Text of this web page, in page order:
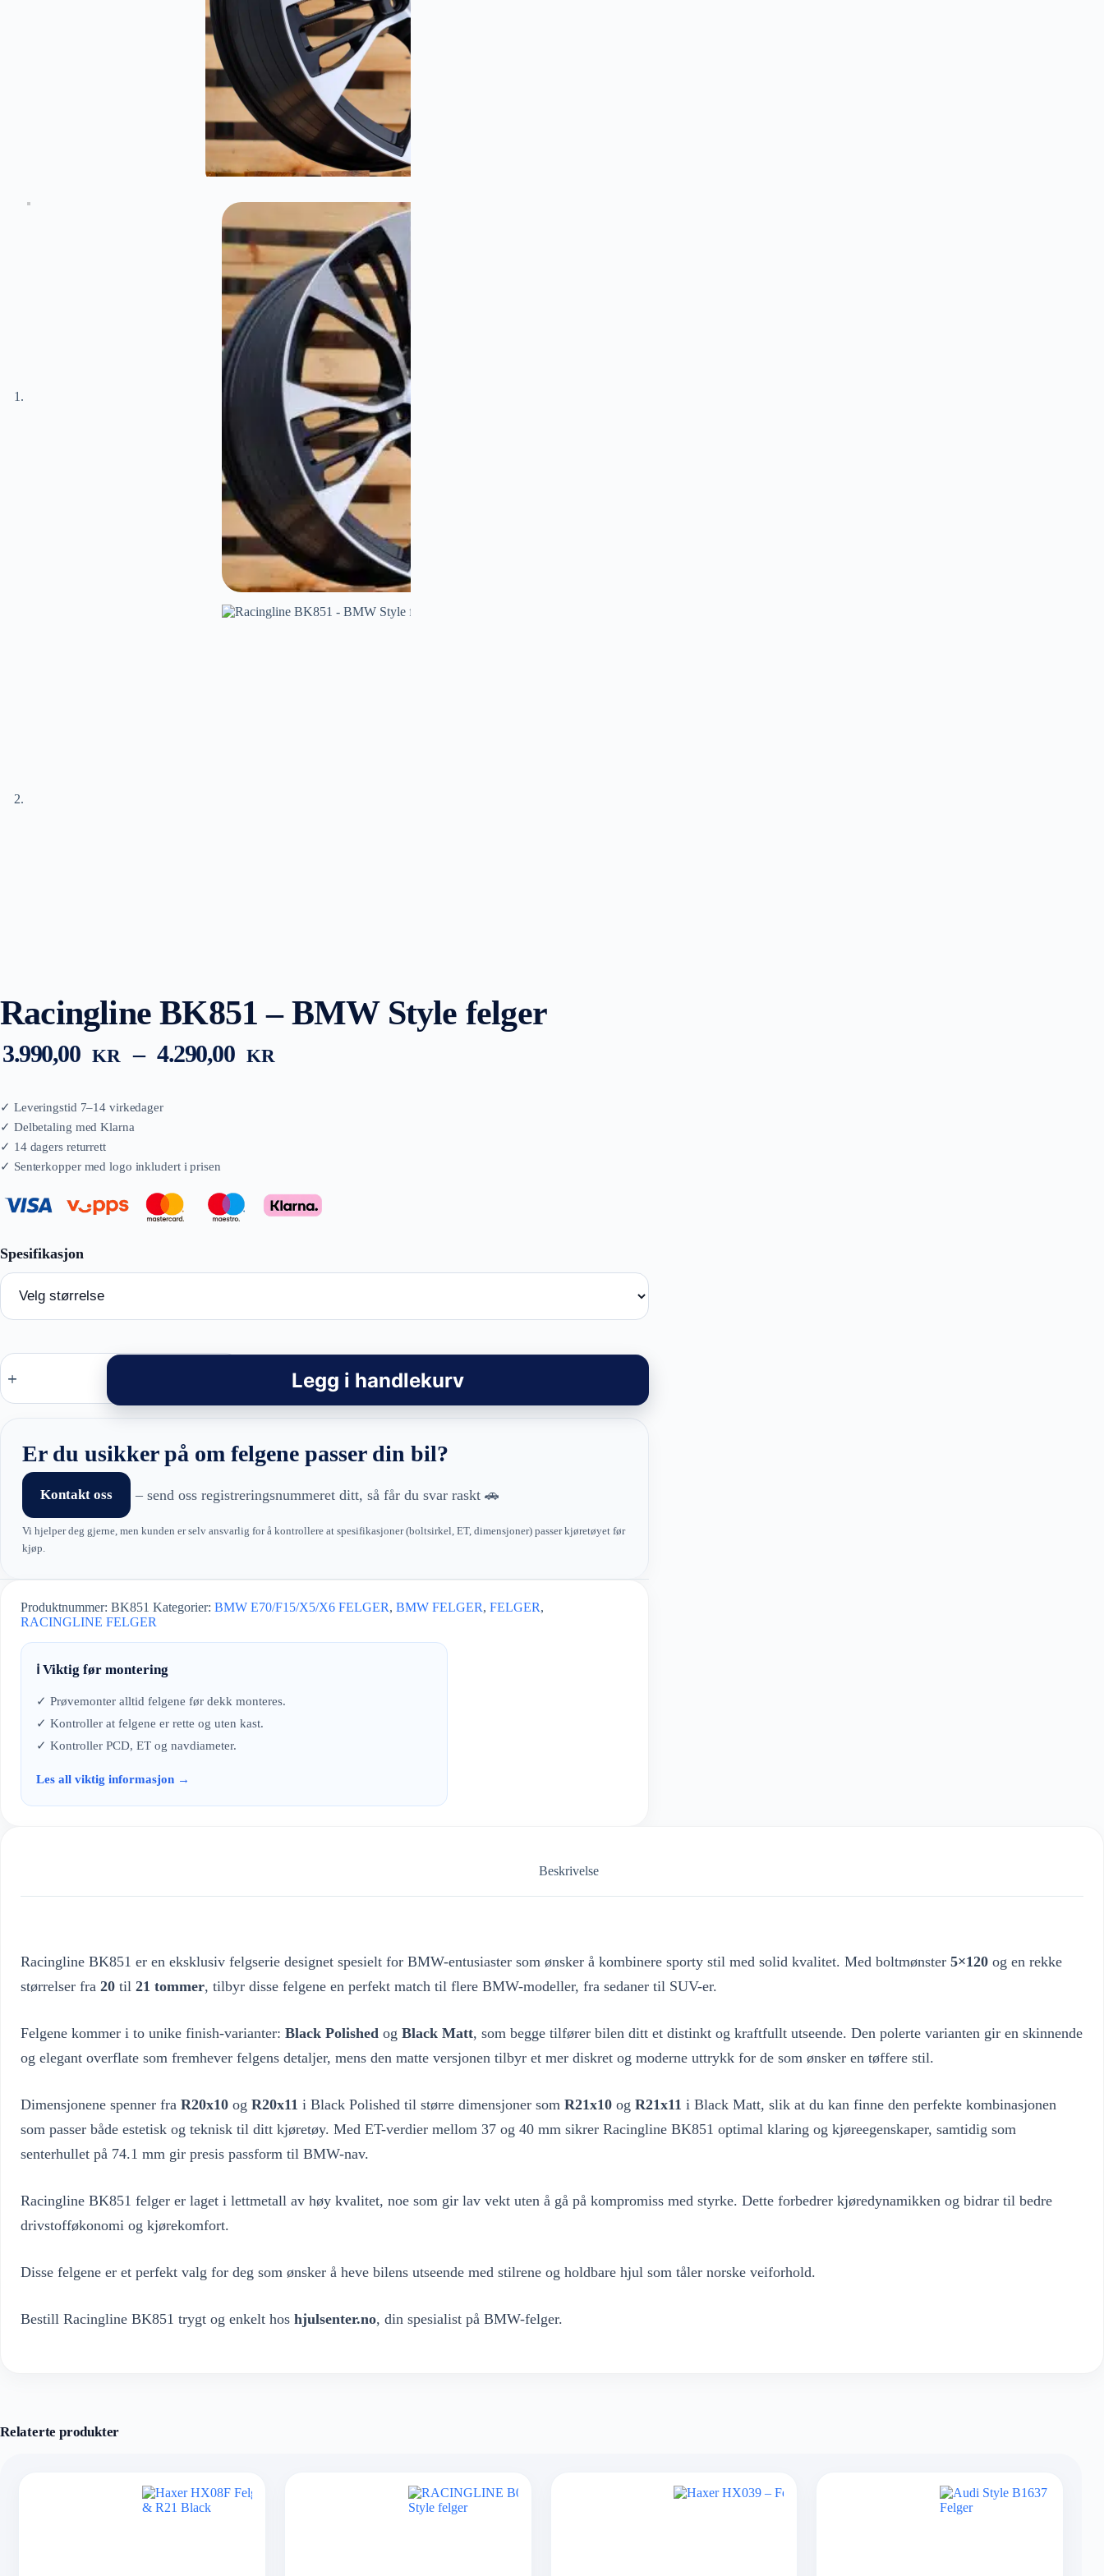
Racingline BK851 – BMW Style felger
3.990,00 KR – 4.290,00 KR
Racingline
BK851
BMW
Legg i handlekurv
Er du usikker på om felgene passer din bil?
Kontakt oss – send oss registreringsnummeret ditt, så får du svar raskt 🚗
Vi hjelper deg gjerne, men kunden er selv ansvarlig for å kontrollere at spesifikasjoner (boltsirkel, ET, dimensjoner) passer kjøretøyet før
kjøp.
Produktnummer: BK851 Kategorier: BMW E70/F15/X5/X6 FELGER, BMW FELGER, FELGER,
RACINGLINE FELGER
ℹ️ Viktig før montering
✓ Prøvemonter alltid felgene før dekk monteres.
✓ Kontroller at felgene er rette og uten kast.
✓ Kontroller PCD, ET og navdiameter.
Les all viktig informasjon →
Beskrivelse
Racingline BK851 er en eksklusiv felgserie designet spesielt for BMW-entusiaster som ønsker å kombinere sporty stil med solid kvalitet. Med boltmønster 5×120 og en rekke
størrelser fra 20 til 21 tommer, tilbyr disse felgene en perfekt match til flere BMW-modeller, fra sedaner til SUV-er.
Felgene kommer i to unike finish-varianter: Black Polished og Black Matt, som begge tilfører bilen ditt et distinkt og kraftfullt utseende. Den polerte varianten gir en skinnende
og elegant overflate som fremhever felgens detaljer, mens den matte versjonen tilbyr et mer diskret og moderne uttrykk for de som ønsker en tøffere stil.
Dimensjonene spenner fra R20x10 og R20x11 i Black Polished til større dimensjoner som R21x10 og R21x11 i Black Matt, slik at du kan finne den perfekte kombinasjonen
som passer både estetisk og teknisk til ditt kjøretøy. Med ET-verdier mellom 37 og 40 mm sikrer Racingline BK851 optimal klaring og kjøreegenskaper, samtidig som
senterhullet på 74.1 mm gir presis passform til BMW-nav.
Racingline BK851 felger er laget i lettmetall av høy kvalitet, noe som gir lav vekt uten å gå på kompromiss med styrke. Dette forbedrer kjøredynamikken og bidrar til bedre
drivstofføkonomi og kjørekomfort.
Disse felgene er et perfekt valg for deg som ønsker å heve bilens utseende med stilrene og holdbare hjul som tåler norske veiforhold.
Bestill Racingline BK851 trygt og enkelt hos hjulsenter.no, din spesialist på BMW-felger.
Relaterte produkter